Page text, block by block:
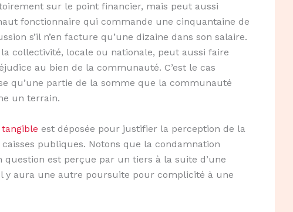
sur le point financier, mais peut aussi
fonctionnaire qui commande une cinquantaine de
s’il n’en facture qu’une dizaine dans son salaire.
la collectivité, locale ou nationale, peut aussi faire
au bien de la communauté. C’est le cas
qu’une partie de la somme que la communauté
un terrain.
est déposée pour justifier la perception de la
publiques. Notons que la condamnation
est perçue par un tiers à la suite d’une
y aura une autre poursuite pour complicité à une